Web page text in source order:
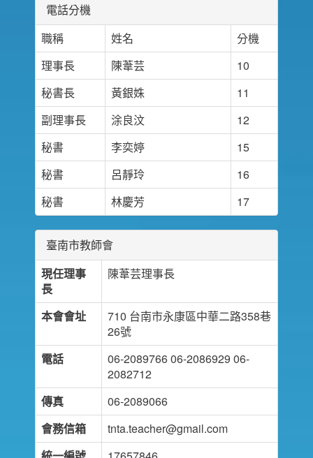
電話分機
職稱
姓名
分機
理事長
陳葦芸
10
秘書長
黃銀姝
11
副理事長
涂良汶
12
秘書
李奕婷
15
秘書
呂靜玲
16
秘書
林慶芳 17
臺南市教師會
現任理事
長
陳葦芸理事長
本會會址
710 台南市永康區中華二路358巷
26號
電話
06-2089766 06-2086929 06-
2082712
傳真
06-2089066
會務信箱
tnta.teacher@gmail.com